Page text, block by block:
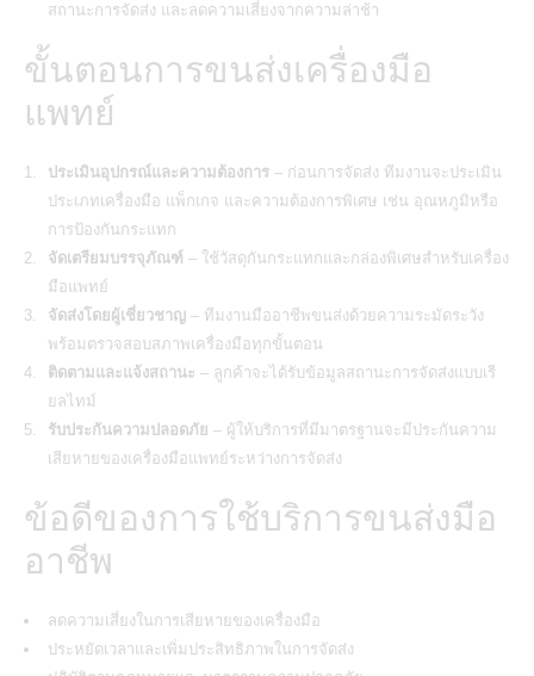
สถานะการจัดส่ง และลดความเสี่ยงจากความล่าช้า
ขั้นตอนการขนส่งเครื่องมือ
แพทย์
ประเมินอุปกรณ์และความต้องการ – ก่อนการจัดส่ง ทีมงานจะประเมิน
ประเภทเครื่องมือ แพ็กเกจ และความต้องการพิเศษ เช่น อุณหภูมิหรือ
การป้องกันกระแทก
จัดเตรียมบรรจุภัณฑ์ – ใช้วัสดุกันกระแทกและกล่องพิเศษสำหรับเครื่อง
มือแพทย์
จัดส่งโดยผู้เชี่ยวชาญ – ทีมงานมืออาชีพขนส่งด้วยความระมัดระวัง
พร้อมตรวจสอบสภาพเครื่องมือทุกขั้นตอน
ติดตามและแจ้งสถานะ – ลูกค้าจะได้รับข้อมูลสถานะการจัดส่งแบบเรี
ยลไทม์
รับประกันความปลอดภัย – ผู้ให้บริการที่มีมาตรฐานจะมีประกันความ
เสียหายของเครื่องมือแพทย์ระหว่างการจัดส่ง
ข้อดีของการใช้บริการขนส่งมือ
อาชีพ
ลดความเสี่ยงในการเสียหายของเครื่องมือ
ประหยัดเวลาและเพิ่มประสิทธิภาพในการจัดส่ง